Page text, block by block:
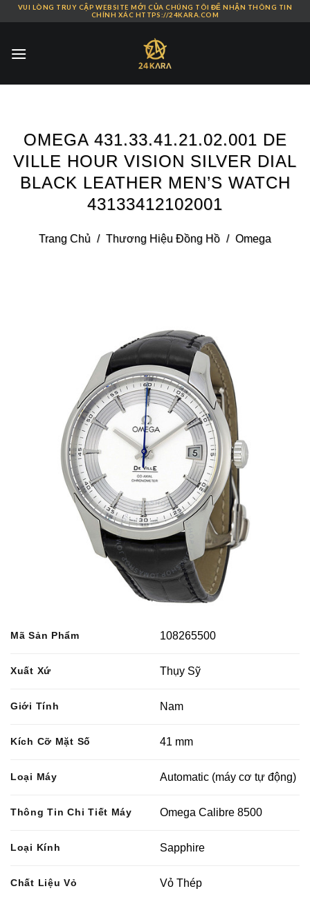
Skip
content
VUI LÒNG TRUY CẬP WEBSITE MỚI CỦA CHÚNG TÔI ĐỂ NHẬN THÔNG TIN
CHÍNH XÁC HTTPS://24KARA.COM
OMEGA 431.33.41.21.02.001 DE
VILLE HOUR VISION SILVER DIAL
BLACK LEATHER MEN’S WATCH
43133412102001
Trang Chủ / Thương Hiệu Đồng Hồ / Omega
Mã Sản Phẩm 108265500
Xuất Xứ Thụy Sỹ
Giới Tính Nam
Kích Cỡ Mặt Số 41 mm
Loại Máy Automatic (máy cơ tự động)
Thông Tin Chi Tiết Máy Omega Calibre 8500
Loại Kính Sapphire
Chất Liệu Vỏ Vỏ Thép